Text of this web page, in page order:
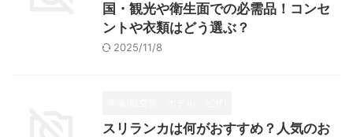
国・観光や衛生面での必需品！コンセ
ントや衣類はどう選ぶ？
2025/11/8
スリランカは何がおすすめ？人気のお